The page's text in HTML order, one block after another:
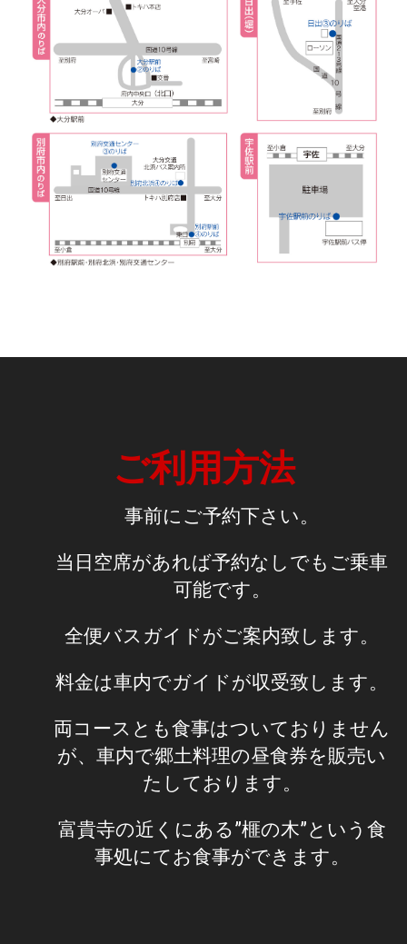
ご利用方法
事前にご予約下さい。
当日空席があれば予約なしでもご乗車
可能です。
全便バスガイドがご案内致します。
料金は車内でガイドが収受致します。
両コースとも食事はついておりません
が、車内で郷土料理の昼食券を販売い
たしております。
富貴寺の近くにある”榧の木”という食
事処にてお食事ができます。